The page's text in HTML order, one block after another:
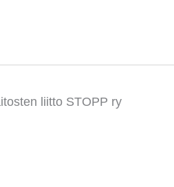
liitto STOPP ry